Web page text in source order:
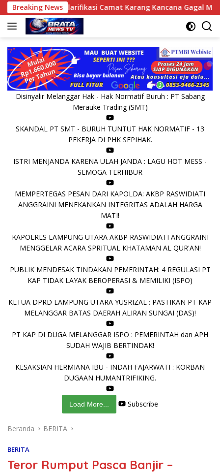
Langsung
ke
konten
Breaking News
Klarifikasi Camat Karang Kancana Gagal
Disinyalir Melanggar Hak - Hak Normatif Buruh : PT Sabang
Merauke Trading (SMT)
SKANDAL PT SMT - BURUH TUNTUT HAK NORMATIF - 13
PEKERJA DI PHK SEPIHAK.
ISTRI MENJANDA KARENA ULAH JANDA : LAGU HOT MESS -
SEMOGA TERHIBUR
MEMPERTEGAS PESAN DARI KAPOLDA: AKBP RASWIDIATI
ANGGRAINI MENEKANKAN INTEGRITAS ADALAH HARGA
MATI!
KAPOLRES LAMPUNG UTARA AKBP RASWIDIATI ANGGRAINI
MENGGELAR ACARA SPRITUAL KHATAMAN AL QUR'AN!
PUBLIK MENDESAK TINDAKAN PEMERINTAH: 4 REGULASI PT
KAP TIDAK LAYAK BEROPERASI & MEMILIKI (ISPO)
KETUA DPRD LAMPUNG UTARA YUSRIZAL : PASTIKAN PT KAP
MELANGGAR BATAS DAERAH ALIRAN SUNGAI (DAS)!
PT KAP DI DUGA MELANGGAR ISPO : PEMERINTAH dan APH
SUDAH WAJIB BERTINDAK!
KESAKSIAN HERMIANA IBU - INDAH FAJARWATI : KORBAN
DUGAAN HUMANTRIFIKING.
Load More... Subscribe
Beranda BERITA
BERITA
Teror Rumput Pasca Banjir –